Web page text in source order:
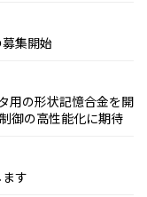
集開始
用の形状記憶合金を開
御の高性能化に期待
す